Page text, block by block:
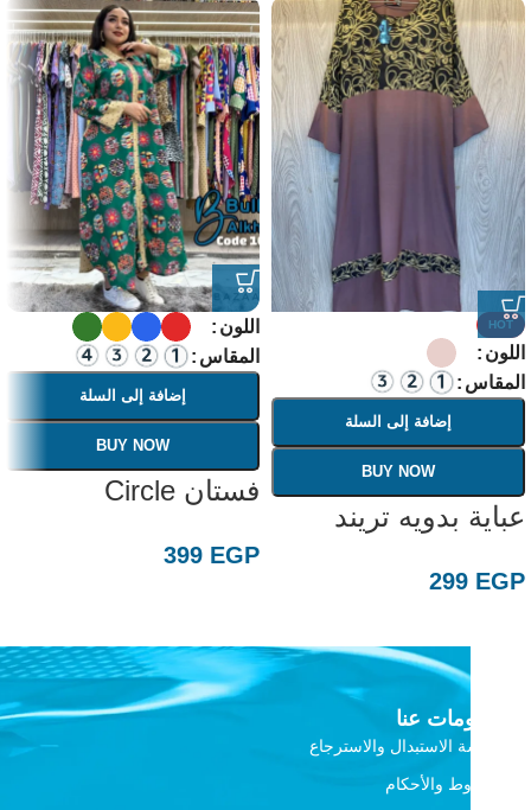
HOT
اللون
المقاس
إضافة إلى السلة
BUY NOW
عباية بدويه تريند
299 EGP
اللون
المقاس
إضافة إلى السلة
BUY NOW
فستان Circle
399 EGP
معلومات عنا
سياسة الاستبدال والاسترجاع
الشروط والأحكام